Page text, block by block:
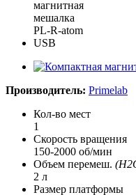
Производитель: Primelab
Кол-во мест
1
Скорость вращения
150-2000 об/мин
Объем перемеш.
2 л
Размер платформы